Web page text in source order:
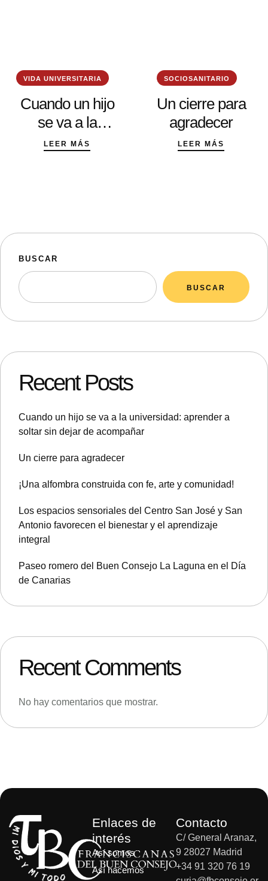
VIDA UNIVERSITARIA
Cuando un hijo
se va a la
universidad:
LEER MÁS
SOCIOSANITARIO
Un cierre para
agradecer
LEER MÁS
BUSCAR
BUSCAR
Recent Posts
Cuando un hijo se va a la universidad: aprender a
soltar sin dejar de acompañar
Un cierre para agradecer
¡Una alfombra construida con fe, arte y comunidad!
Los espacios sensoriales del Centro San José y San
Antonio favorecen el bienestar y el aprendizaje
integral
Paseo romero del Buen Consejo La Laguna en el Día
de Canarias
Recent Comments
No hay comentarios que mostrar.
Enlaces de
interés
Así somos
Así hacemos
Contacto
C/ General Aranaz,
9 28027 Madrid
+34 91 320 76 19